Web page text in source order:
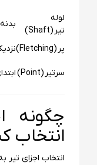
لوله
تیر (Shaft)
پر (Fletching)
سرتیر (Point)
چگونه
انتخاب
انتخاب اجزای تیر